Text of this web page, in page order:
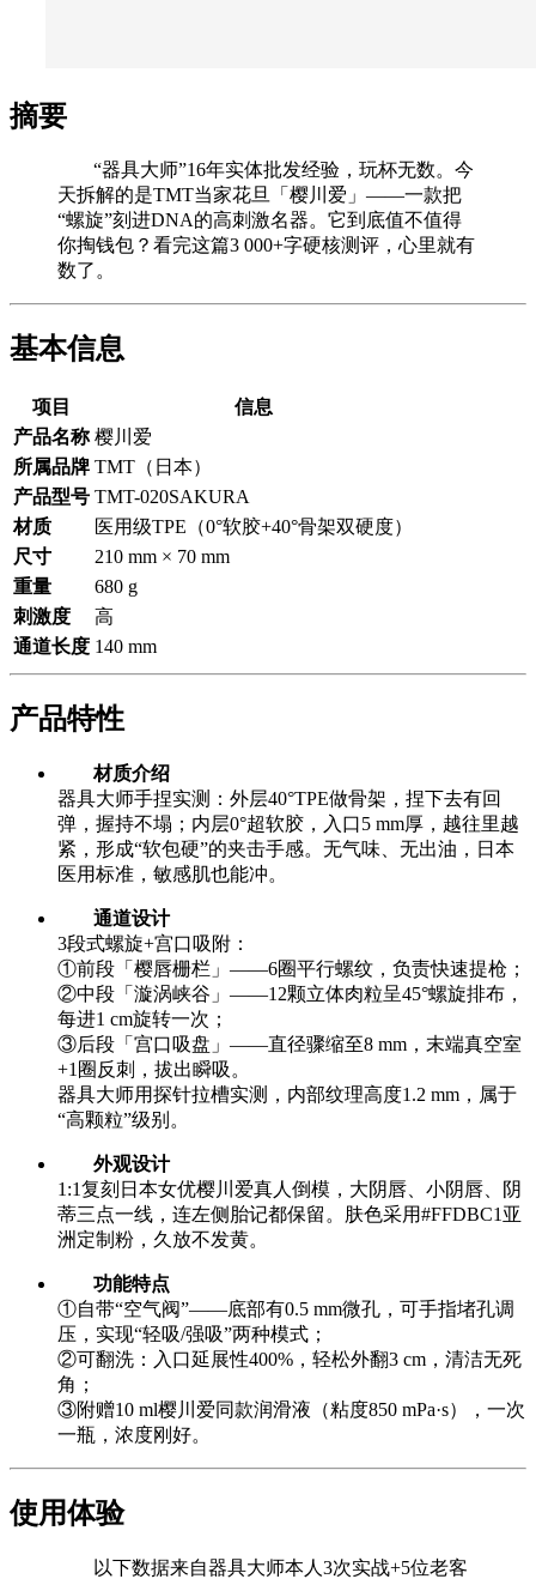
摘要
“器具大师”16年实体批发经验，玩杯无数。今
天拆解的是TMT当家花旦「樱川爱」——一款把
“螺旋”刻进DNA的高刺激名器。它到底值不值得
你掏钱包？看完这篇3 000+字硬核测评，心里就有
数了。
基本信息
项目
信息
产品名称 樱川爱
所属品牌 TMT（日本）
产品型号 TMT-020SAKURA
材质
医用级TPE（0°软胶+40°骨架双硬度）
尺寸
210 mm × 70 mm
重量
680 g
刺激度
高
通道长度 140 mm
产品特性
材质介绍
器具大师手捏实测：外层40°TPE做骨架，捏下去有回
弹，握持不塌；内层0°超软胶，入口5 mm厚，越往里越
紧，形成“软包硬”的夹击手感。无气味、无出油，日本
医用标准，敏感肌也能冲。
通道设计
3段式螺旋+宫口吸附：
①前段「樱唇栅栏」——6圈平行螺纹，负责快速提枪；
②中段「漩涡峡谷」——12颗立体肉粒呈45°螺旋排布，
每进1 cm旋转一次；
③后段「宫口吸盘」——直径骤缩至8 mm，末端真空室
+1圈反刺，拔出瞬吸。
器具大师用探针拉槽实测，内部纹理高度1.2 mm，属于
“高颗粒”级别。
外观设计
1:1复刻日本女优樱川爱真人倒模，大阴唇、小阴唇、阴
蒂三点一线，连左侧胎记都保留。肤色采用#FFDBC1亚
洲定制粉，久放不发黄。
功能特点
①自带“空气阀”——底部有0.5 mm微孔，可手指堵孔调
压，实现“轻吸/强吸”两种模式；
②可翻洗：入口延展性400%，轻松外翻3 cm，清洁无死
角；
③附赠10 ml樱川爱同款润滑液（粘度850 mPa·s），一次
一瓶，浓度刚好。
使用体验
以下数据来自器具大师本人3次实战+5位老客